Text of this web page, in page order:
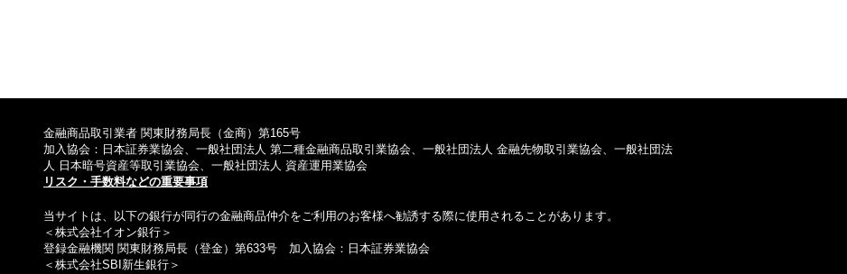
金融商品取引業者 関東財務局長（金商）第165号
加入協会：日本証券業協会、一般社団法人 第二種金融商品取引業協会、一般社団法人 金融先物取引業協会、一般社団法
人 日本暗号資産等取引業協会、一般社団法人 資産運用業協会
リスク・手数料などの重要事項
当サイトは、以下の銀行が同行の金融商品仲介をご利用のお客様へ勧誘する際に使用されることがあります。
＜株式会社イオン銀行＞
登録金融機関 関東財務局長（登金）第633号 加入協会：日本証券業協会
＜株式会社SBI新生銀行＞